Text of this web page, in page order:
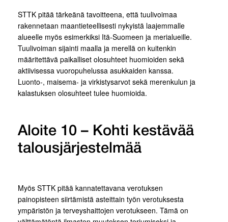
STTK pitää tärkeänä tavoitteena, että tuulivoimaa
rakennetaan maantieteellisesti nykyistä laajemmalle
alueelle myös esimerkiksi Itä-Suomeen ja merialueille.
Tuulivoiman sijainti maalla ja merellä on kuitenkin
määritettävä paikalliset olosuhteet huomioiden sekä
aktiivisessa vuoropuhelussa asukkaiden kanssa.
Luonto-, maisema- ja virkistysarvot sekä merenkulun ja
kalastuksen olosuhteet tulee huomioida.
Aloite 10 – Kohti kestävää
talousjärjestelmää
Myös STTK pitää kannatettavana verotuksen
painopisteen siirtämistä asteittain työn verotuksesta
ympäristön ja terveyshaittojen verotukseen. Tämä on